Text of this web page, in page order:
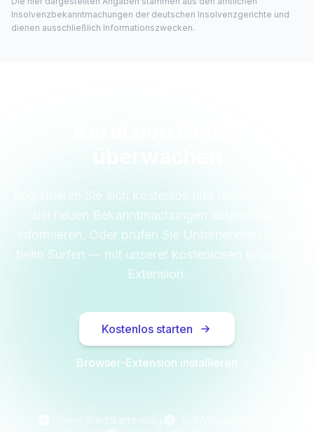
Insolvenzbekanntmachungen der deutschen Insolvenzgerichte und
dienen ausschließlich Informationszwecken.
Registrieren Sie sich kostenlos und lassen Sie sich
bei neuen Bekanntmachungen automatisch
informieren. Oder prüfen Sie Unternehmen direkt
beim Surfen — mit unserer kostenlosen Browser-
Extension.
Kostenlos starten
Browser-Extension installieren